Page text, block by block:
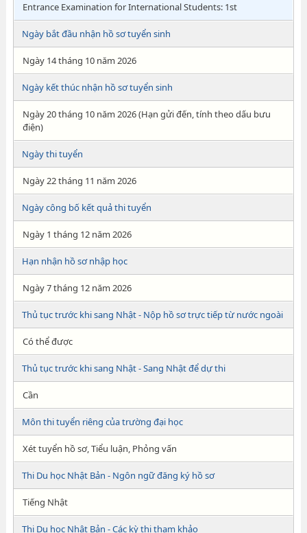
Entrance Examination for International Students: 1st
Ngày bắt đầu nhận hồ sơ tuyển sinh
Ngày 14 tháng 10 năm 2026
Ngày kết thúc nhận hồ sơ tuyển sinh
Ngày 20 tháng 10 năm 2026 (Hạn gửi đến, tính theo dấu bưu
điện)
Ngày thi tuyển
Ngày 22 tháng 11 năm 2026
Ngày công bố kết quả thi tuyển
Ngày 1 tháng 12 năm 2026
Hạn nhận hồ sơ nhập học
Ngày 7 tháng 12 năm 2026
Thủ tục trước khi sang Nhật - Nộp hồ sơ trực tiếp từ nước ngoài
Có thể được
Thủ tục trước khi sang Nhật - Sang Nhật để dự thi
Cần
Môn thi tuyển riêng của trường đại học
Xét tuyển hồ sơ, Tiểu luận, Phỏng vấn
Thi Du học Nhật Bản - Ngôn ngữ đăng ký hồ sơ
Tiếng Nhật
Thi Du học Nhật Bản - Các kỳ thi tham khảo